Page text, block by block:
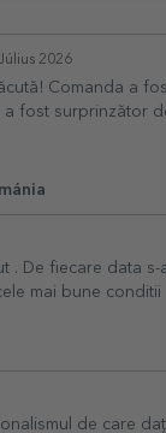
2026
Comanda a
a fost surprinzător
. De fiecare data
mai bune conditii
de care